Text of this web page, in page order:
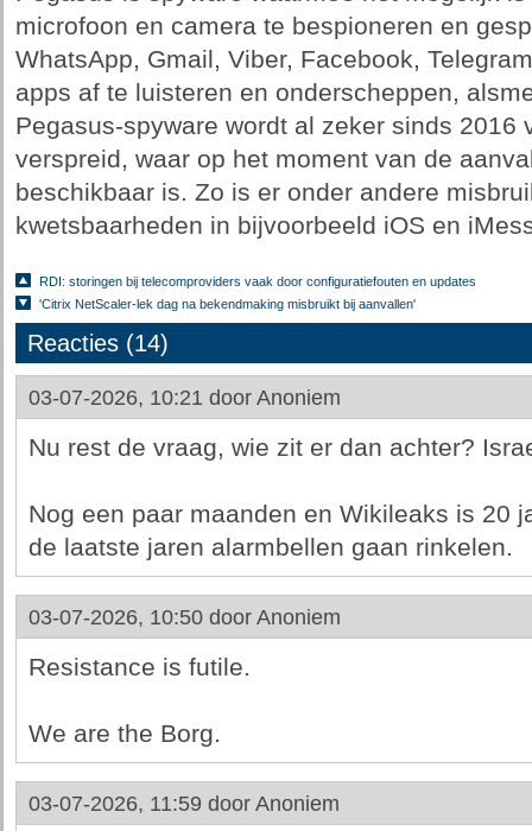
microfoon en camera te bespioneren en
WhatsApp, Gmail, Viber, Facebook,
apps af te luisteren en onderscheppen,
Pegasus-spyware wordt al zeker sinds 2016
verspreid, waar op het moment van de
beschikbaar is. Zo is er onder andere
kwetsbaarheden in bijvoorbeeld iOS en
RDI: storingen bij telecomproviders vaak door configuratiefouten en updates
'Citrix NetScaler-lek dag na bekendmaking misbruikt bij aanvallen'
Reacties (14)
03-07-2026, 10:21 door Anoniem
Nu rest de vraag, wie zit er dan achter?
Nog een paar maanden en Wikileaks is 20
de laatste jaren alarmbellen gaan rinkelen.
03-07-2026, 10:50 door Anoniem
Resistance is futile.
We are the Borg.
03-07-2026, 11:59 door Anoniem